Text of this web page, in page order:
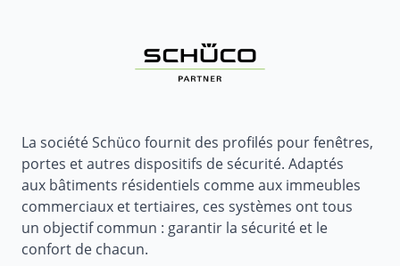
La société Schüco fournit des profilés pour fenêtres,
portes et autres dispositifs de sécurité. Adaptés
aux bâtiments résidentiels comme aux immeubles
commerciaux et tertiaires, ces systèmes ont tous
un objectif commun : garantir la sécurité et le
confort de chacun.